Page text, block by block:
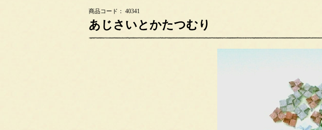
商品コード： 40341
あじさいとかたつむり